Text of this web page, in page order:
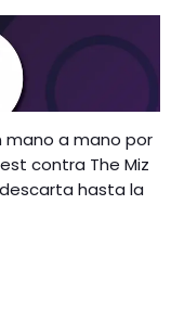
mano a mano por
contra The Miz
hasta la